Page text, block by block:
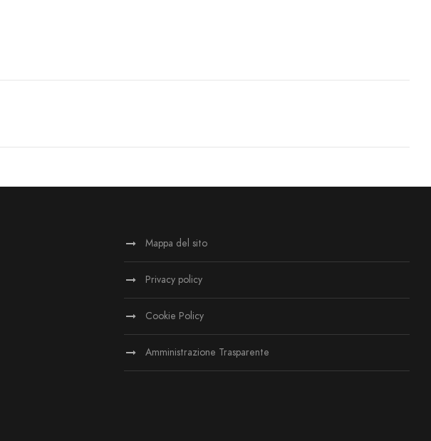
Mappa del sito
Privacy policy
Cookie Policy
Amministrazione Trasparente